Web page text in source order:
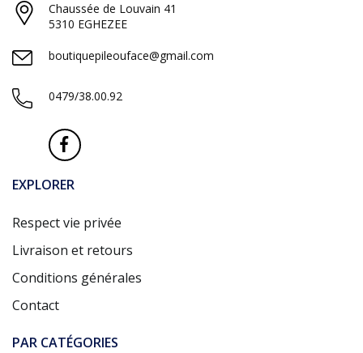
Chaussée de Louvain 41
5310 EGHEZEE
boutiquepileouface@gmail.com
0479/38.00.92
EXPLORER
Respect vie privée
Livraison et retours
Conditions générales
Contact
PAR CATÉGORIES